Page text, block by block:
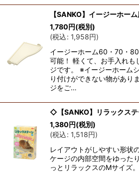
【SANKO】イージーホー
1,780円(税別)
(税込: 1,958円)
イージーホーム60・70・
可能！ 軽くて、お手入れも
ジです。 ※イージーホーム
り付けができない物があり
ジをご…
◇【SANKO】リラックス
1,380円(税別)
(税込: 1,518円)
レイアウトがしやすい形状
ケージの内部空間をゆった
っとリラックスのMサイズ。